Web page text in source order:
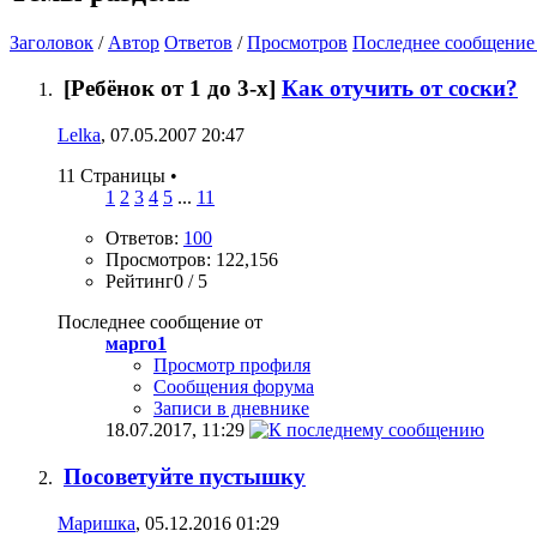
Заголовок / Автор Ответов /Просмотров Последнее сообщение
[Ребёнок от 1 до 3-х] Как отучить от соски?
Lelka, 07.05.2007 20:47
11 Страницы •
1 2 3 4 5 ... 11
Ответов: 100
Просмотров: 122,156
Рейтинг0 / 5
Последнее сообщение от
марго1
Просмотр профиля
Сообщения форума
Записи в дневнике
18.07.2017, 11:29
Посоветуйте пустышку
Маришка, 05.12.2016 01:29